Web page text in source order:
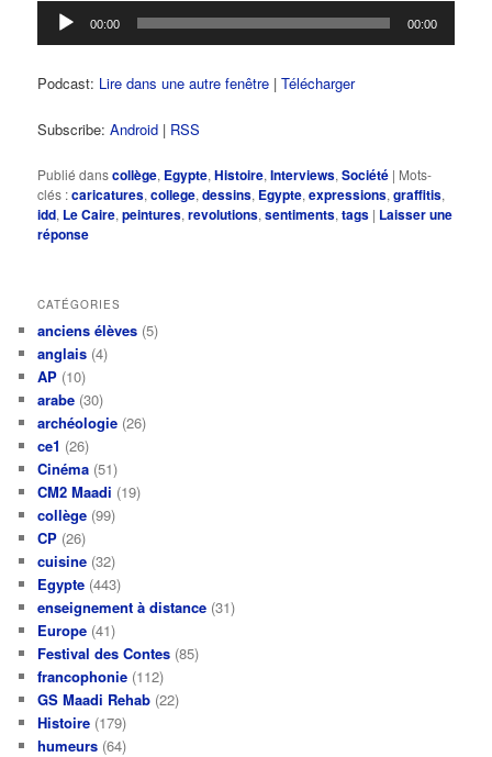
Lecteur
audio
00:00 00:00
Podcast: Lire dans une autre fenêtre |Télécharger
Subscribe:Android | RSS
Publié danscollège, Egypte,Histoire,Interviews,Société | Mots-
clés :caricatures,college,dessins, Egypte,expressions,graffitis,
idd, Le Caire,peintures,revolutions,sentiments,tags | Laisser une
réponse
CATÉGORIES
anciens élèves (5)
anglais (4)
AP (10)
arabe (30)
archéologie (26)
ce1 (26)
Cinéma (51)
CM2 Maadi (19)
collège (99)
CP (26)
cuisine (32)
Egypte (443)
enseignement à distance (31)
Europe (41)
Festival des Contes (85)
francophonie (112)
GS Maadi Rehab (22)
Histoire (179)
humeurs (64)